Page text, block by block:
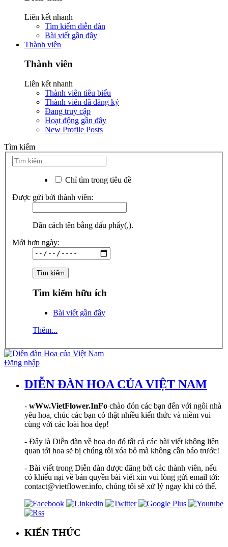
Liên kết nhanh
Tìm kiếm diễn đàn
Bài viết gần đây
Thành viên
Thành viên
Liên kết nhanh
Thành viên tiêu biểu
Thành viên đã đăng ký
Đang truy cập
Hoạt động gần đây
New Profile Posts
Tìm kiếm
Chỉ tìm trong tiêu đề
Được gửi bởi thành viên:
Dãn cách tên bằng dấu phẩy(,).
Mới hơn ngày:
Tìm kiếm hữu ích
Bài viết gần đây
Thêm...
Đăng nhập
DIỄN ĐÀN HOA CỦA VIỆT NAM
- wWw.VietFlower.InFo chào đón các bạn đến với ngôi nhà
yêu hoa, chúc các bạn có thật nhiều kiến thức và niềm vui
cùng với các loài hoa đẹp!
- Đây là Diễn đàn về hoa do đó tất cả các bài viết không liên
quan tới hoa sẽ bị chúng tôi xóa bỏ mà không cần báo trước!
- Bài viết trong Diễn đàn được đăng bởi các thành viên, nếu
có khiếu nại về bản quyền bài viết xin vui lòng gửi email tới:
contact@vietflower.info, chúng tôi sẽ xử lý ngay khi có thể.
KIẾN THỨC